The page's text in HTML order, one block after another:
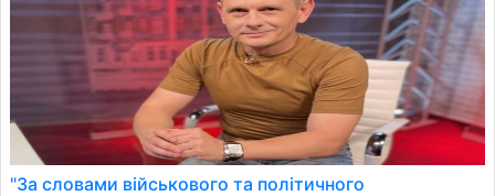
"За словами військового та політичного